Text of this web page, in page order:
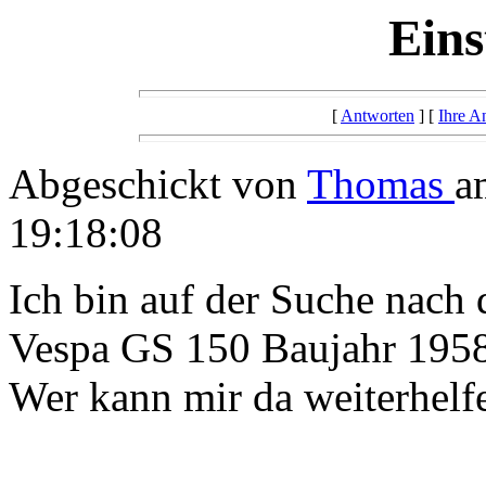
[Antworten ] [ Ihre
Abgeschickt von Thomas
19:18:08
Ich bin auf der Suche
Vespa GS 150 Baujahr
Wer kann mir da